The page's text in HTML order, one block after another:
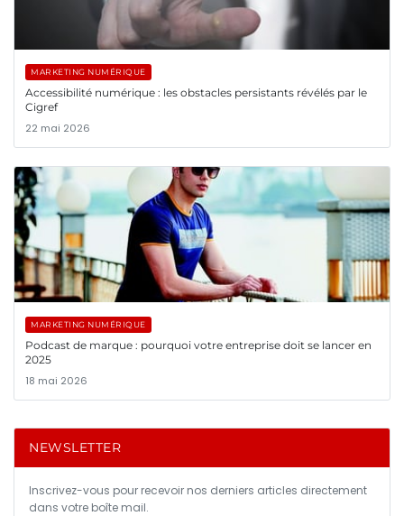
MARKETING NUMÉRIQUE
Accessibilité numérique : les obstacles persistants révélés par le
Cigref
22 mai 2026
MARKETING NUMÉRIQUE
Podcast de marque : pourquoi votre entreprise doit se lancer en
2025
18 mai 2026
NEWSLETTER
Inscrivez-vous pour recevoir nos derniers articles directement
dans votre boîte mail.